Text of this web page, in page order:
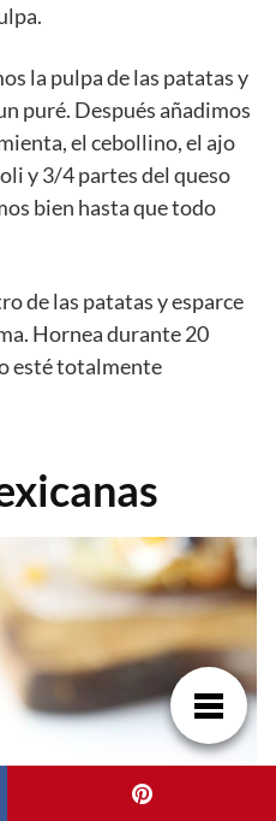
la pulpa de las patatas y
puré. Después añadimos
el cebollino, el ajo
y 3/4 partes del queso
bien hasta que todo
de las patatas y esparce
Hornea durante 20
esté totalmente